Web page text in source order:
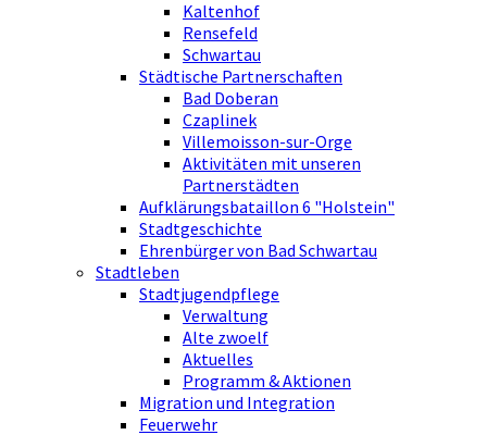
Kaltenhof
Rensefeld
Schwartau
Städtische Partnerschaften
Bad Doberan
Czaplinek
Villemoisson-sur-Orge
Aktivitäten mit unseren
Partnerstädten
Aufklärungsbataillon 6 "Holstein"
Stadtgeschichte
Ehrenbürger von Bad Schwartau
Stadtleben
Stadtjugendpflege
Verwaltung
Alte zwoelf
Aktuelles
Programm & Aktionen
Migration und Integration
Feuerwehr